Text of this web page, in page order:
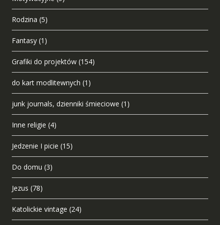
Rodzina (5)
Fantasy (1)
Grafiki do projektów (154)
do kart modlitewnych (1)
junk journals, dzienniki śmieciowe (1)
Inne religie (4)
Jedzenie I picie (15)
Do domu (3)
Jezus (78)
Katolickie vintage (24)